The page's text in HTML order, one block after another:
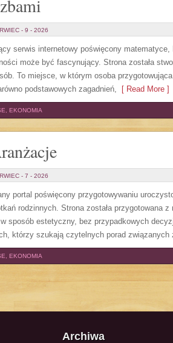
- 9 - 2026
serwis internetowy poświęcony
może być fascynujący. Strona została
To miejsce, w którym osoba
podstawowych zagadnień, [ Read More ]
EKONOMIA
- 7 - 2026
portal poświęcony przygotowywaniu
rodzinnych. Strona została przygotowana
sposób estetyczny, bez przypadkowych
którzy szukają czytelnych porad związanych
EKONOMIA
Archiwa